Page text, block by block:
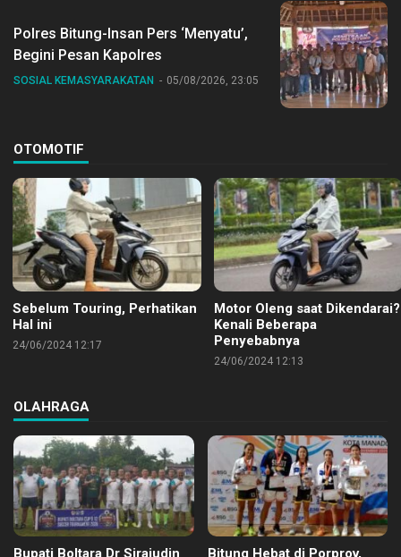
Polres Bitung-Insan Pers ‘Menyatu’,
Begini Pesan Kapolres
SOSIAL KEMASYARAKATAN 05/08/2026, 23:05
OTOMOTIF
Sebelum Touring, Perhatikan
Hal ini
24/06/2024 12:17
Motor Oleng saat Dikendarai?
Kenali Beberapa
Penyebabnya
24/06/2024 12:13
OLAHRAGA
Bupati Boltara Dr Sirajudin
Bitung Hebat di Porprov,